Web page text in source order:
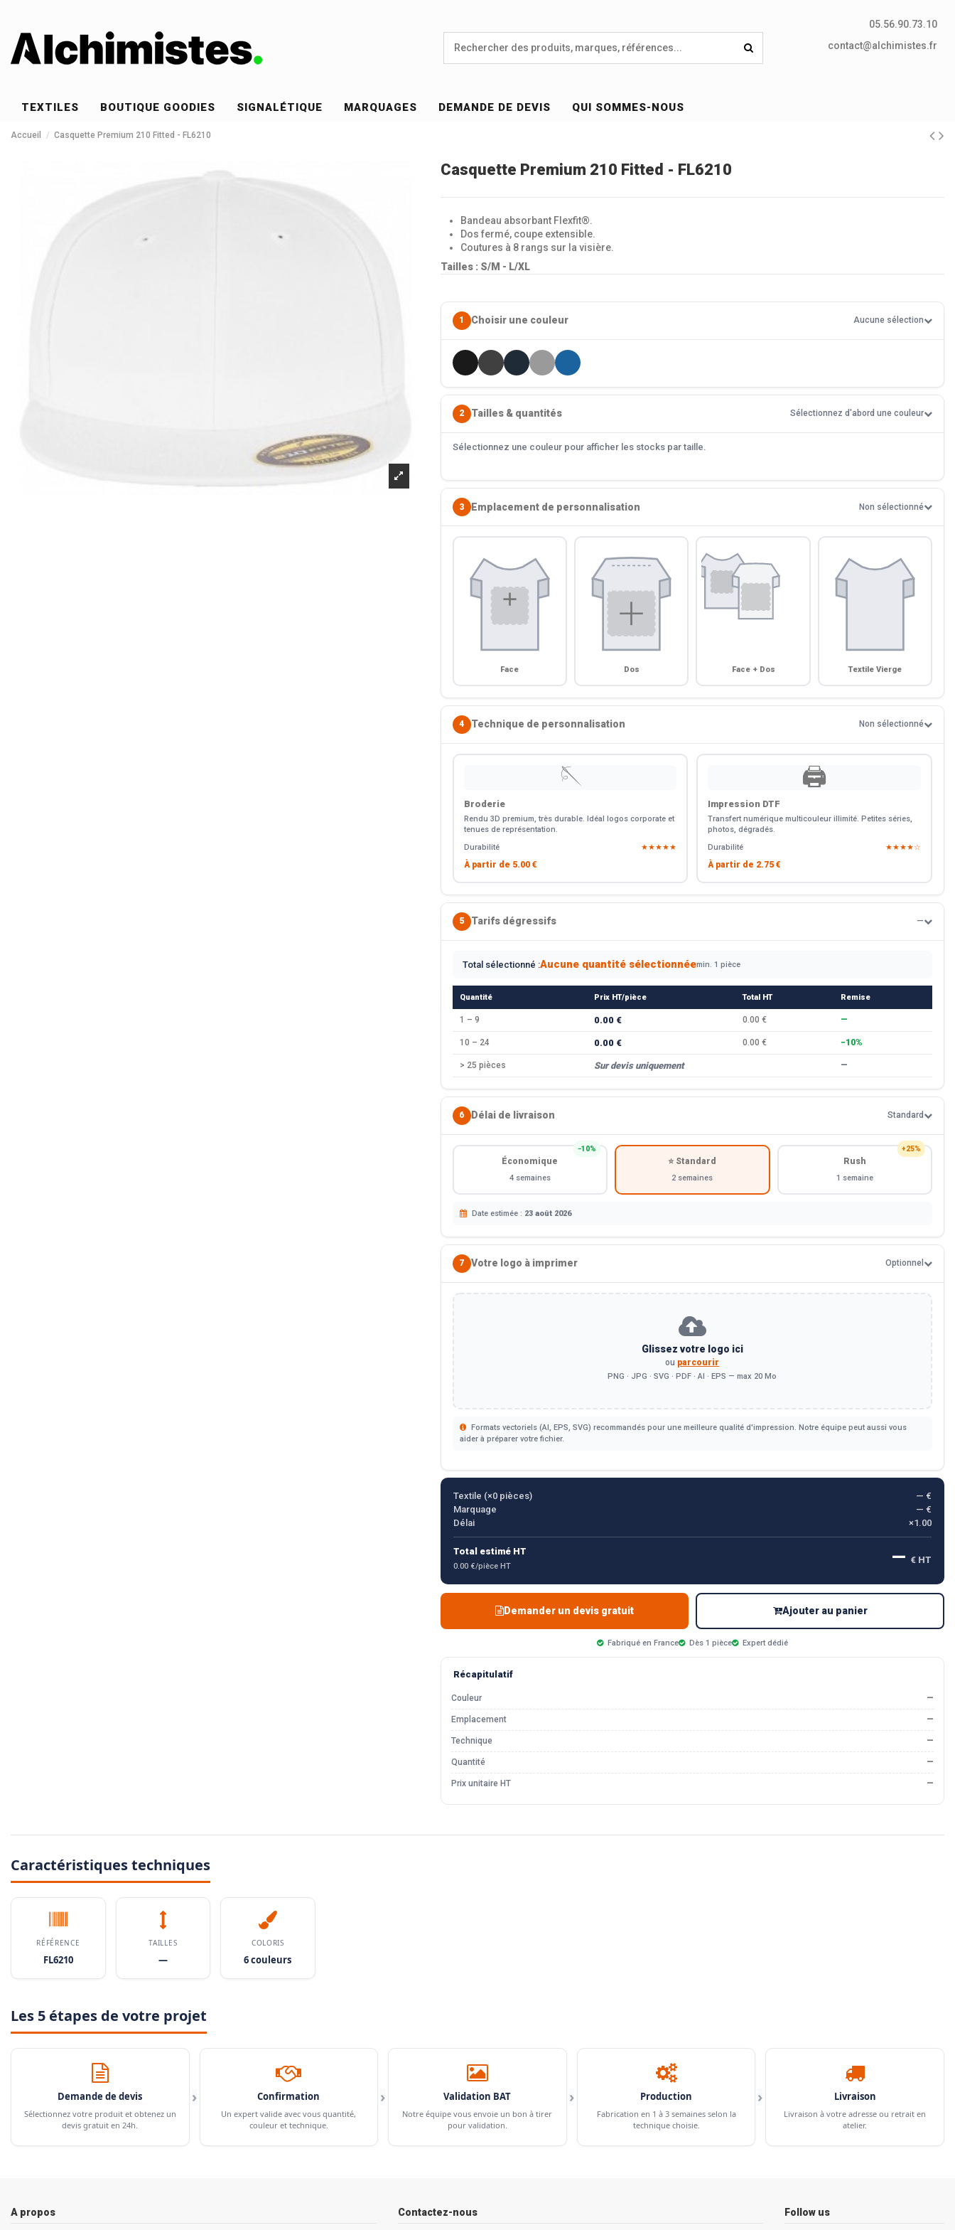
05.56.90.73.10
contact@alchimistes.fr
TEXTILES BOUTIQUE GOODIES SIGNALÉTIQUE MARQUAGES DEMANDE DE DEVIS QUI SOMMES-NOUS
Accueil Casquette Premium 210 Fitted - FL6210
Casquette Premium 210 Fitted - FL6210
Bandeau absorbant Flexfit®.
Dos fermé, coupe extensible.
Coutures à 8 rangs sur la visière.
Tailles : S/M - L/XL
1 Choisir une couleur Aucune sélection
2 Tailles & quantités Sélectionnez d'abord une couleur
Sélectionnez une couleur pour afficher les stocks par taille.
3 Emplacement de personnalisation Non sélectionné
Face Dos Face + Dos Textile Vierge
4 Technique de personnalisation Non sélectionné
🪡
Broderie
Rendu 3D premium, très durable. Idéal logos corporate et
tenues de représentation.
Durabilité
★★★★★
À partir de 5.00 €
🖨️
Impression DTF
Transfert numérique multicouleur illimité. Petites séries,
photos, dégradés.
Durabilité
★★★★☆
À partir de 2.75 €
5 Tarifs dégressifs —
Total sélectionné :Aucune quantité sélectionnéemin. 1 pièce
Quantité Prix HT/pièce Total HT Remise
1 – 9 0.00 € 0.00 € —
10 – 24 0.00 € 0.00 € −10%
> 25 pièces Sur devis uniquement —
6 Délai de livraison Standard
−10%
Économique
4 semaines
⭐ Standard
2 semaines
+25%
Rush
1 semaine
Date estimée : 23 août 2026
7 Votre logo à imprimer Optionnel
Glissez votre logo ici
ou parcourir
PNG · JPG · SVG · PDF · AI · EPS — max 20 Mo
Formats vectoriels (AI, EPS, SVG) recommandés pour une meilleure qualité d'impression. Notre équipe peut aussi vous
aider à préparer votre fichier.
Textile (×0pièces)
— €
Marquage
— €
Délai
×1.00
Total estimé HT
0.00 €/pièce HT — € HT
Demander un devis gratuit Ajouter au panier
Fabriqué en France Dès 1 pièce Expert dédié
Récapitulatif
Couleur —
Emplacement —
Technique —
Quantité —
Prix unitaire HT —
Caractéristiques techniques
RÉFÉRENCE
FL6210
TAILLES
—
COLORIS
6 couleurs
Les 5 étapes de votre projet
Demande de devis
Sélectionnez votre produit et obtenez un
devis gratuit en 24h.
› Confirmation
Un expert valide avec vous quantité,
couleur et technique.
› Validation BAT
Notre équipe vous envoie un bon à tirer
pour validation.
› Production
Fabrication en 1 à 3 semaines selon la
technique choisie.
› Livraison
Livraison à votre adresse ou retrait en
atelier.
A propos Contactez-nous Follow us